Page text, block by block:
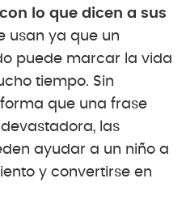
lo que dicen a sus
usan ya que un
puede marcar la vida
tiempo. Sin
que una frase
las
ayudar a un niño a
y convertirse en